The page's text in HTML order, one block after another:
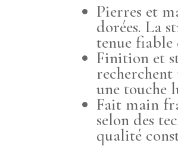
Pierres et
dorées. La
tenue fiable
Finition et
recherchent
une touche
Fait main
selon des
qualité